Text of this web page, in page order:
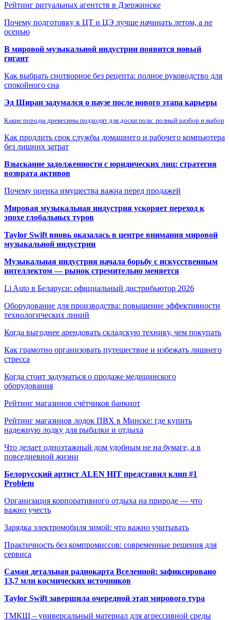
Рейтинг ритуальных агентств в Дзержинске
Почему подготовку к ЦТ и ЦЭ лучше начинать летом, а не
осенью
В мировой музыкальной индустрии появится новый
гигант
Как выбрать снотворное без рецепта: полное руководство для
спокойного сна
Эд Ширан задумался о паузе после нового этапа карьеры
Какие породы древесины подходят для доски пола: полный разбор и выбор
Как продлить срок службы домашнего и рабочего компьютера
без лишних затрат
Взыскание задолженности с юридических лиц: стратегия
возврата активов
Почему оценка имущества важна перед продажей
Мировая музыкальная индустрия ускоряет переход к
эпохе глобальных туров
Taylor Swift вновь оказалась в центре внимания мировой
музыкальной индустрии
Музыкальная индустрия начала борьбу с искусственным
интеллектом — рынок стремительно меняется
Li Auto в Беларуси: официальный дистрибьютор 2026
Оборудование для производства: повышение эффективности
технологических линий
Когда выгоднее арендовать складскую технику, чем покупать
Как грамотно организовать путешествие и избежать лишнего
стресса
Когда стоит задуматься о продаже медицинского
оборудования
Рейтинг магазинов счётчиков банкнот
Рейтинг магазинов лодок ПВХ в Минске: где купить
надежную лодку для рыбалки и отдыха
Что делает одноэтажный дом удобным не на бумаге, а в
повседневной жизни
Белорусский артист ALEN HIT представил клип #1
Problem
Организация корпоративного отдыха на природе — что
важно учесть
Зарядка электромобиля зимой: что важно учитывать
Практичность без компромиссов: современные решения для
сервиса
Самая детальная радиокарта Вселенной: зафиксировано
13,7 млн космических источников
Taylor Swift завершила очередной этап мирового тура
ТМКЩ – универсальный материал для агрессивной среды